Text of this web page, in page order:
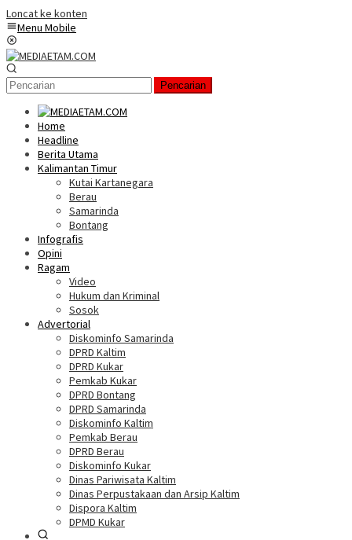
Loncat ke konten
Menu Mobile
Pencarian
Home
Headline
Berita Utama
Kalimantan Timur
Kutai Kartanegara
Berau
Samarinda
Bontang
Infografis
Opini
Ragam
Video
Hukum dan Kriminal
Sosok
Advertorial
Diskominfo Samarinda
DPRD Kaltim
DPRD Kukar
Pemkab Kukar
DPRD Bontang
DPRD Samarinda
Diskominfo Kaltim
Pemkab Berau
DPRD Berau
Diskominfo Kukar
Dinas Pariwisata Kaltim
Dinas Perpustakaan dan Arsip Kaltim
Dispora Kaltim
DPMD Kukar